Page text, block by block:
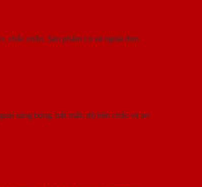
chắc chắn. Sản phẩm có vẻ ngoài đơn
sáng bóng, bắt mắt, độ bền chắc và an